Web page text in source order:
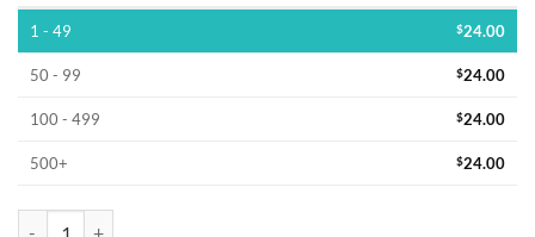
1 - 49 $24.00
50 - 99 $24.00
100 - 499 $24.00
500+ $24.00